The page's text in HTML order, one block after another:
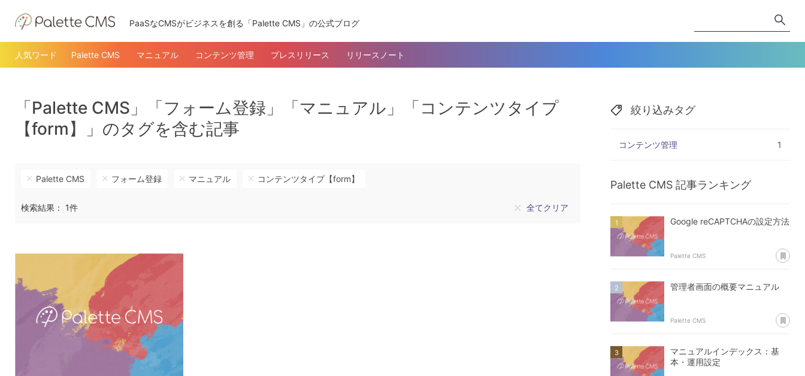
PaaSなCMSがビジネスを創る「Palette CMS」の公式ブログ
人気ワード Palette CMS マニュアル コンテンツ管理 プレスリリース リリースノート
「Palette CMS」「フォーム登録」「マニュアル」「コンテンツタイプ
【form】」のタグを含む記事
Palette CMS フォーム登録 マニュアル コンテンツタイプ【form】
検索結果： 1件 全てクリア
絞り込みタグ
コンテンツ管理 1
Palette CMS 記事ランキング
Google reCAPTCHAの設定方法
Palette CMS あ
管理者画面の概要マニュアル
Palette CMS あ
マニュアルインデックス：基
本・運用設定